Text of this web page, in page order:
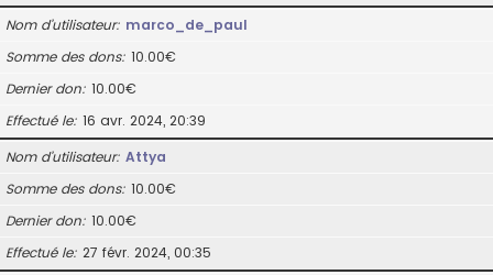
Nom d’utilisateur marco_de_paul
Somme des dons 10.00€
Dernier don 10.00€
Effectué le 16 avr. 2024, 20:39
Nom d’utilisateur Attya
Somme des dons 10.00€
Dernier don 10.00€
Effectué le 27 févr. 2024, 00:35